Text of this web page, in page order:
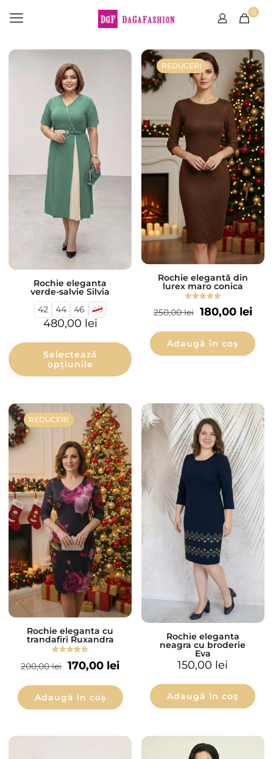
0
Rochie eleganta
verde-salvie Silvia
42
44 46 48
480,00 lei
Selectează
opțiunile
REDUCERI
Rochie elegantă din
lurex maro conica
5.00
250,00lei 180,00 lei
Adaugă în coș
REDUCERI
Rochie eleganta cu
trandafiri Ruxandra
5.00
200,00lei 170,00 lei
Adaugă în coș
Rochie eleganta
neagra cu broderie
Eva
150,00 lei
Adaugă în coș